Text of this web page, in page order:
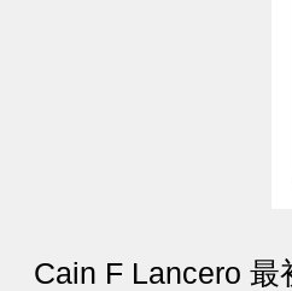
Cain F Lancero 最